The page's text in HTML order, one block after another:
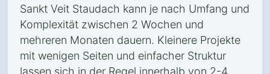
Sankt Veit Staudach kann je nach Umfang und
Komplexität zwischen 2 Wochen und
mehreren Monaten dauern. Kleinere Projekte
mit wenigen Seiten und einfacher Struktur
lassen sich in der Regel innerhalb von 2-4